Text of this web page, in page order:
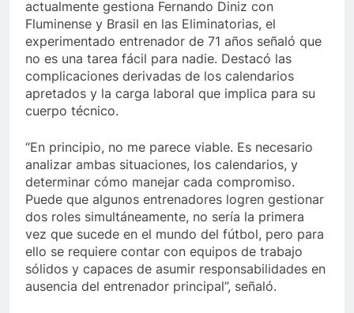
actualmente gestiona Fernando Diniz con
Fluminense y Brasil en las Eliminatorias, el
experimentado entrenador de 71 años señaló que
no es una tarea fácil para nadie. Destacó las
complicaciones derivadas de los calendarios
apretados y la carga laboral que implica para su
cuerpo técnico.
“En principio, no me parece viable. Es necesario
analizar ambas situaciones, los calendarios, y
determinar cómo manejar cada compromiso.
Puede que algunos entrenadores logren gestionar
dos roles simultáneamente, no sería la primera
vez que sucede en el mundo del fútbol, pero para
ello se requiere contar con equipos de trabajo
sólidos y capaces de asumir responsabilidades en
ausencia del entrenador principal”, señaló.